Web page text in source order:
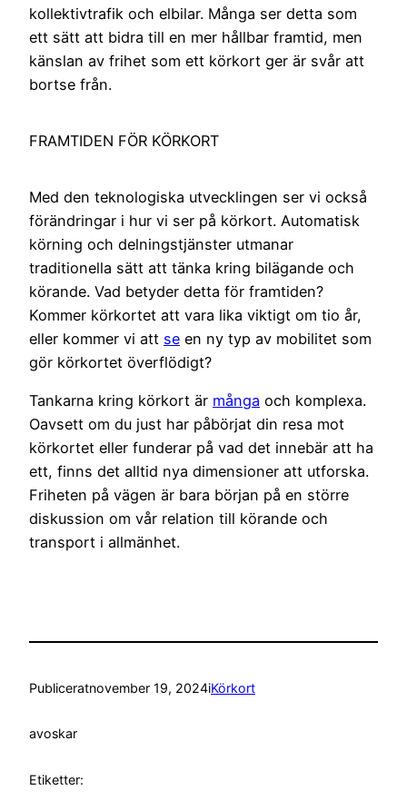
kollektivtrafik och elbilar. Många ser detta som
ett sätt att bidra till en mer hållbar framtid, men
känslan av frihet som ett körkort ger är svår att
bortse från.
FRAMTIDEN FÖR KÖRKORT
Med den teknologiska utvecklingen ser vi också
förändringar i hur vi ser på körkort. Automatisk
körning och delningstjänster utmanar
traditionella sätt att tänka kring bilägande och
körande. Vad betyder detta för framtiden?
Kommer körkortet att vara lika viktigt om tio år,
eller kommer vi att se en ny typ av mobilitet som
gör körkortet överflödigt?
Tankarna kring körkort är många och komplexa.
Oavsett om du just har påbörjat din resa mot
körkortet eller funderar på vad det innebär att ha
ett, finns det alltid nya dimensioner att utforska.
Friheten på vägen är bara början på en större
diskussion om vår relation till körande och
transport i allmänhet.
Publiceratnovember 19, 2024iKörkort
avoskar
Etiketter: